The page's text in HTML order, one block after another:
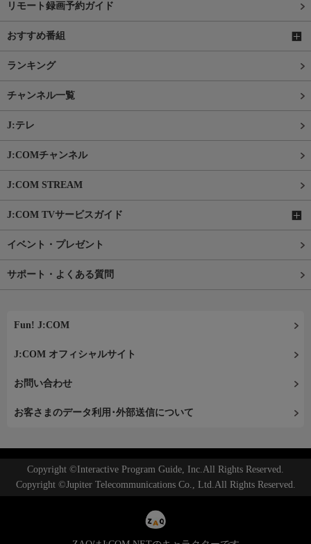
リモート録画予約ガイド
おすすめ番組
ランキング
チャンネル一覧
J:テレ
J:COMチャンネル
J:COM STREAM
J:COM TVサービスガイド
イベント・プレゼント
サポート・よくある質問
Fun! J:COM
J:COM オフィシャルサイト
お問い合わせ
お客さまのデータ利用･外部送信について
Copyright ©Interactive Program Guide, Inc.All Rights Reserved.
Copyright ©Jupiter Telecommunications Co., Ltd.All Rights Reserved.